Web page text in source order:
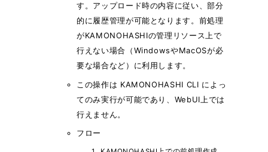
す。アップロード時の内容に従い、部分
的に履歴管理が可能となります。前処理
がKAMONOHASHIの管理リソース上で
行えない場合（WindowsやMacOSが必
要な場合など）に利用します。
この操作は KAMONOHASHI CLI によっ
てのみ実行が可能であり、WebUI上では
行えません。
フロー